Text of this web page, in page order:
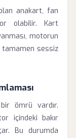
anakart, fan
olabilir. Kart
motorun
tamamen sessiz
ömrü vardır.
içindeki bakır
Bu durumda